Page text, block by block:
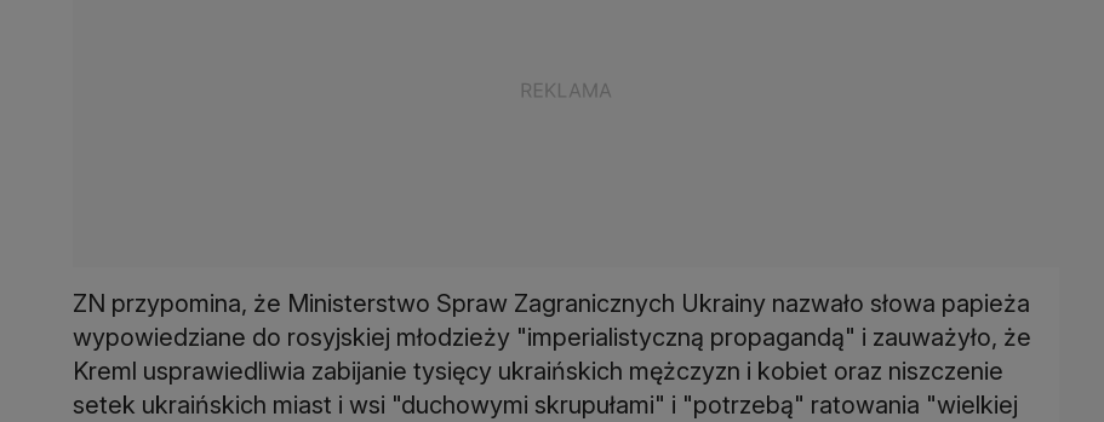
ZN przypomina, że Ministerstwo Spraw Zagranicznych Ukrainy nazwało słowa papieża
wypowiedziane do rosyjskiej młodzieży "imperialistyczną propagandą" i zauważyło, że
Kreml usprawiedliwia zabijanie tysięcy ukraińskich mężczyzn i kobiet oraz niszczenie
setek ukraińskich miast i wsi "duchowymi skrupułami" i "potrzebą" ratowania "wielkiej